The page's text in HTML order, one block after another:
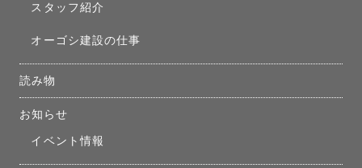
スタッフ紹介
オーゴシ建設の仕事
読み物
お知らせ
イベント情報